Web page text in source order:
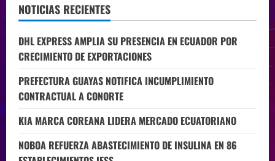
NOTICIAS RECIENTES
DHL EXPRESS AMPLIA SU PRESENCIA EN ECUADOR POR
CRECIMIENTO DE EXPORTACIONES
PREFECTURA GUAYAS NOTIFICA INCUMPLIMIENTO
CONTRACTUAL A CONORTE
KIA MARCA COREANA LIDERA MERCADO ECUATORIANO
NOBOA REFUERZA ABASTECIMIENTO DE INSULINA EN 86